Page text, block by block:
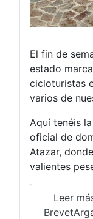
El fin de
estado
cicloturistas
varios de
Aquí tenéis
oficial de
Atazar,
valientes
Leer